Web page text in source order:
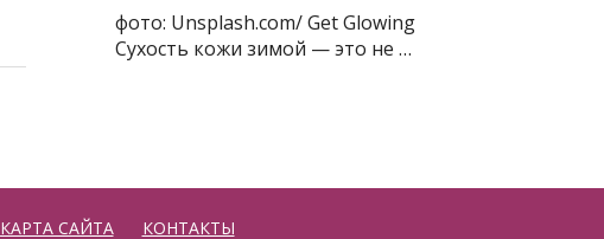
фото: Unsplash.com/ Get Glowing
Сухость кожи зимой — это не …
КАРТА САЙТА КОНТАКТЫ